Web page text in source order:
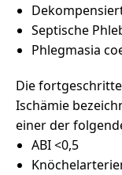
Septische
Phlegmasia
Die
Ischämie
einer der
ABI <0,5